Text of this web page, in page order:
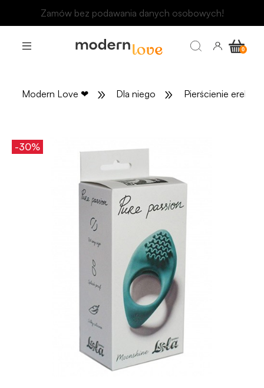
Odbierz rabat 15 zł na pierwsze zakupy
Modern Love ❤ » Dla niego » Pierścienie
-30%